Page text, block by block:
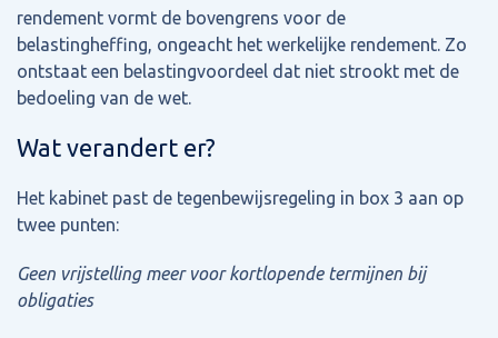
rendement vormt de bovengrens voor de
belastingheffing, ongeacht het werkelijke rendement. Zo
ontstaat een belastingvoordeel dat niet strookt met de
bedoeling van de wet.
Wat verandert er?
Het kabinet past de tegenbewijsregeling in box 3 aan op
twee punten:
Geen vrijstelling meer voor kortlopende termijnen bij
obligaties